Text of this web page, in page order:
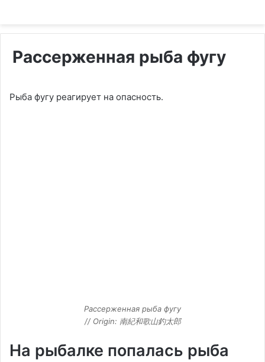
Рассерженная рыба фугу
Рыба фугу реагирует на опасность.
Рассерженная рыба фугу
// Origin: 南紀和歌山釣太郎
На рыбалке попалась рыба